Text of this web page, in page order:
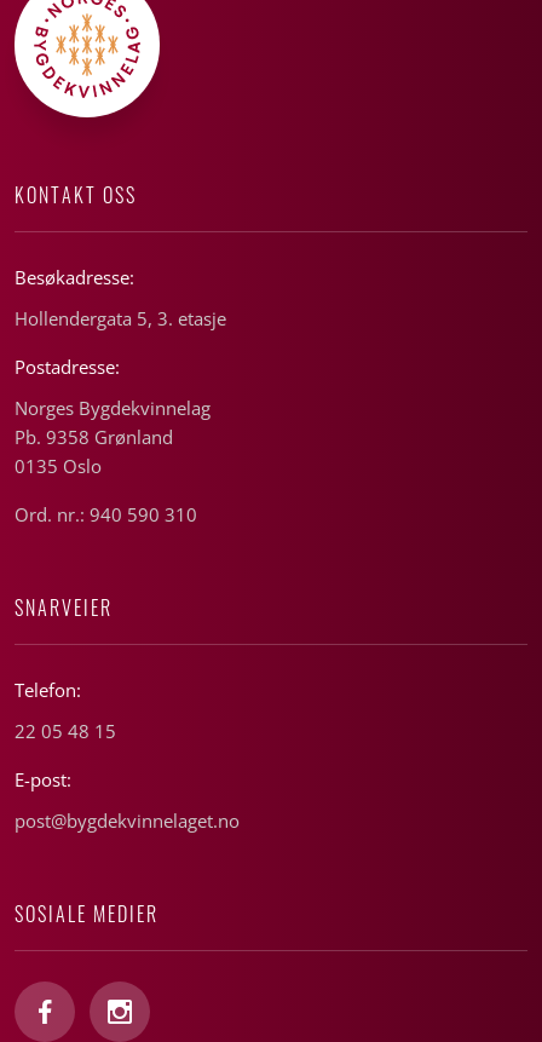
KONTAKT OSS
Besøkadresse:
Hollendergata 5, 3. etasje
Postadresse:
Norges Bygdekvinnelag
Pb. 9358 Grønland
0135 Oslo
Ord. nr.: 940 590 310
SNARVEIER
Telefon:
22 05 48 15
E-post:
post@bygdekvinnelaget.no
SOSIALE MEDIER